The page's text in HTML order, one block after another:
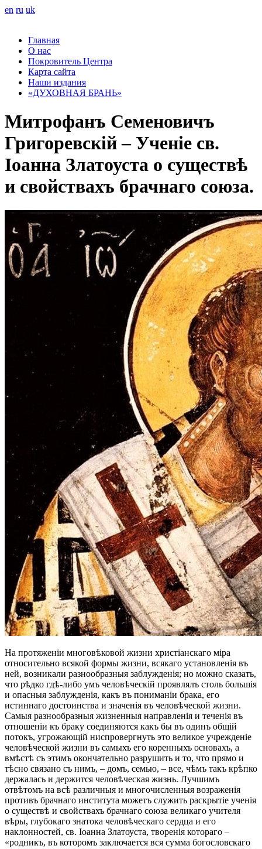
en ru uk
Главная
О нас
Покровитель Центра
Карта сайта
Наши издания
«ДУХОВНАЯ БРАНЬ»
Митрофанъ Семеновичъ
Григоревскій – Ученіе св.
Іоанна Златоуста о существѣ
и свойствахъ брачнаго союза.
На протяженіи многовѣковой жизни христіанскаго міра
относительно всякой формы жизни, всякаго установленія въ
ней, возникали разнообразныя заблужденія; но можно сказать,
что рѣдко гдѣ-либо умъ человѣческій проявлялъ столь большія
и опасныя заблужденія, какъ въ пониманіи брака, его
истиннаго достоинства и значенія въ человѣческой жизни.
Самыя разнообразныя жизненныя направленія и теченія въ
отношеніи къ браку соединяются какъ бы въ одинъ общій
потокъ, угрожающій ниспровергнуть это великое учрежденіе
человѣческой жизни въ самыхъ его коренныхъ основахъ, а
вмѣстѣ съ этимъ окончательно разрушить и то, что прямо и
тѣсно связано съ нимъ, – домъ, семью, – все, чѣмъ такъ крѣпко
держалась и держится человѣческая жизнь. Лучшимъ
отвѣтомъ на всѣ различныя и многочисленныя возраженія
противъ брачнаго института можетъ служить раскрытіе ученія
о существѣ и свойствахъ брачнаго союза великаго учителя
вѣры, глубокаго знатока человѣческаго сердца и его
наклонностей, св. Іоанна Златоуста, творенія котораго –
«родникъ, въ которомъ заключается вся сумма богословскаго